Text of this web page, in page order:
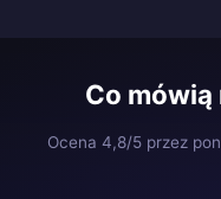
Co
Ocena 4,8/5 przez